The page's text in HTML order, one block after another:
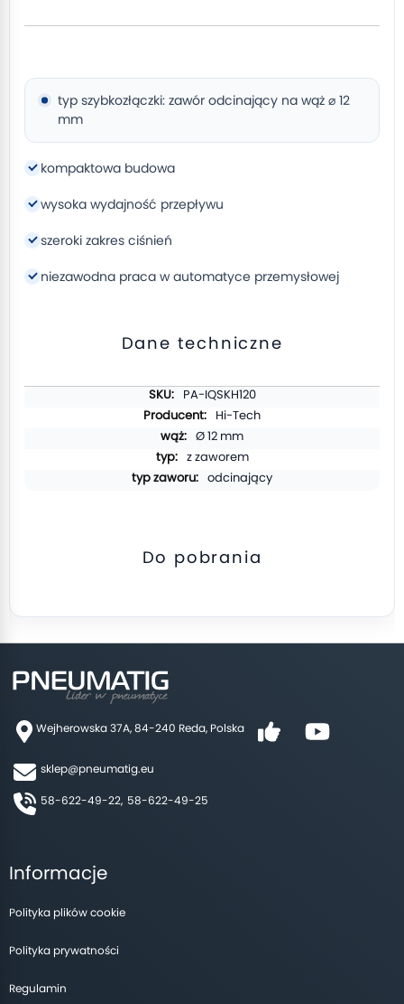
typ szybkozłączki: zawór odcinający na wąż ⌀ 12
mm
kompaktowa budowa
wysoka wydajność przepływu
szeroki zakres ciśnień
niezawodna praca w automatyce przemysłowej
Dane techniczne
PA-IQSKH120
Hi-Tech
Ø 12 mm
z zaworem
odcinający
Do pobrania
Wejherowska 37A, 84-240 Reda, Polska
sklep@pneumatig.eu
58-622-49-22, 58-622-49-25
Informacje
Polityka plików cookie
Polityka prywatności
Regulamin